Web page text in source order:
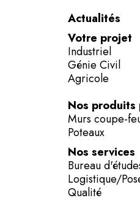
Actualités
Votre projet
Industriel
Génie Civil
Agricole
Nos produits
Murs coupe-
Poteaux
Nos services
Bureau
Logistique/
Qualité